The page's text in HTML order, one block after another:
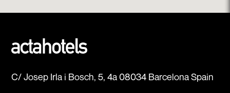
C/ Josep Irla i Bosch, 5, 4a 08034 Barcelona Spain